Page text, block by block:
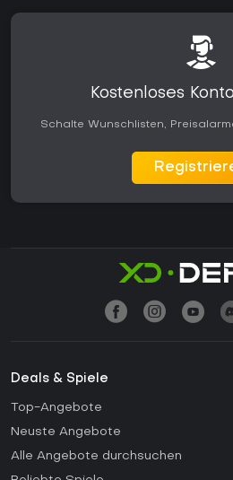
Kostenloses
Schalte Wunschlisten,
Deals & Spiele
Top-Angebote
Neuste Angebote
Alle Angebote durchsuchen